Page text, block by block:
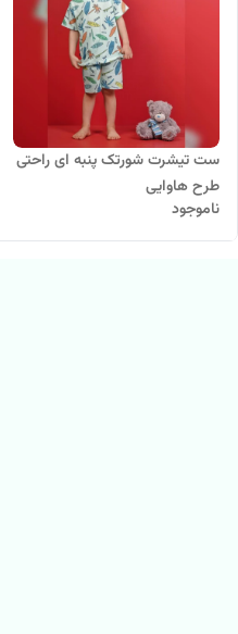
ست تیشرت شورتک پنبه ای راحتی
طرح هاوایی
ناموجود